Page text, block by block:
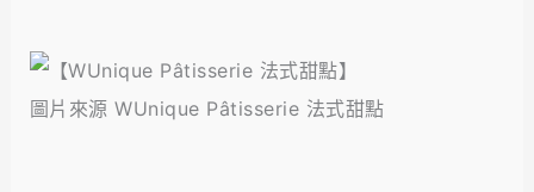
圖片來源 WUnique Pâtisserie 法式甜點